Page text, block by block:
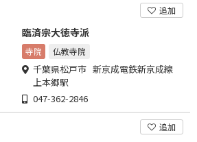
追加
臨済宗大徳寺派
寺院 仏教寺院
千葉県松戸市 新京成電鉄新京成線
上本郷駅
047-362-2846
追加